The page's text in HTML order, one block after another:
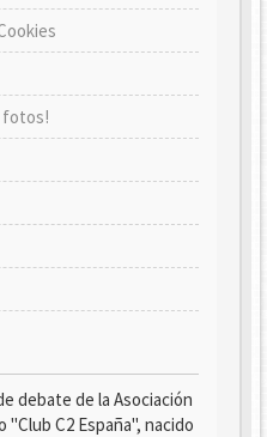
fotos!
debate de la Asociación
"Club C2 España", nacido